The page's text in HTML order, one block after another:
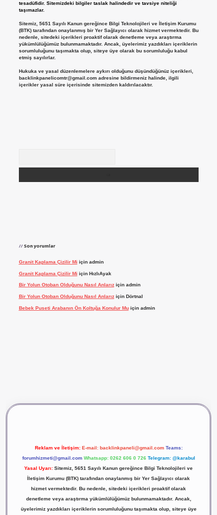
tesadüfidir. Sitemizdeki bilgiler taslak halindedir ve tavsiye niteliği
taşımazlar.
Sitemiz, 5651 Sayılı Kanun gereğince Bilgi Teknolojileri ve İletişim Kurumu
(BTK) tarafından onaylanmış bir Yer Sağlayıcı olarak hizmet vermektedir. Bu
nedenle, sitedeki içerikleri proaktif olarak denetleme veya araştırma
yükümlülüğümüz bulunmamaktadır. Ancak, üyelerimiz yazdıkları içeriklerin
sorumluluğunu taşımakta olup, siteye üye olarak bu sorumluluğu kabul
etmiş sayılırlar.
Hukuka ve yasal düzenlemelere aykırı olduğunu düşündüğünüz içerikleri,
backlinkpanelicomtr@gmail.comadresine bildirmeniz halinde, ilgili
içerikler yasal süre içerisinde sitemizden kaldırılacaktır.
Son yorumlar
Granit Kaplama Çizilir Mi için admin
Granit Kaplama Çizilir Mi için HızlıAyak
Bir Yolun Otoban Olduğunu Nasıl Anlarıziçin admin
Bir Yolun Otoban Olduğunu Nasıl Anlarıziçin Dörtnal
Bebek Puseti Arabanın Ön Koltuğa Konulur Muiçin admin
Reklam ve İletişim: E-mail: backlinkpaneli@gmail.com Teams:
forumhizmeti@gmail.com Whatsapp: 0262 606 0 726 Telegram: @karabul
Yasal Uyarı: Sitemiz, 5651 Sayılı Kanun gereğince Bilgi Teknolojileri ve
İletişim Kurumu (BTK) tarafından onaylanmış bir Yer Sağlayıcı olarak
hizmet vermektedir. Bu nedenle, sitedeki içerikleri proaktif olarak
denetleme veya araştırma yükümlülüğümüz bulunmamaktadır. Ancak,
üyelerimiz yazdıkları içeriklerin sorumluluğunu taşımakta olup, siteye üye